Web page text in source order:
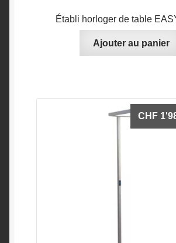
Établi horloger de table
Ajouter au panier
CHF